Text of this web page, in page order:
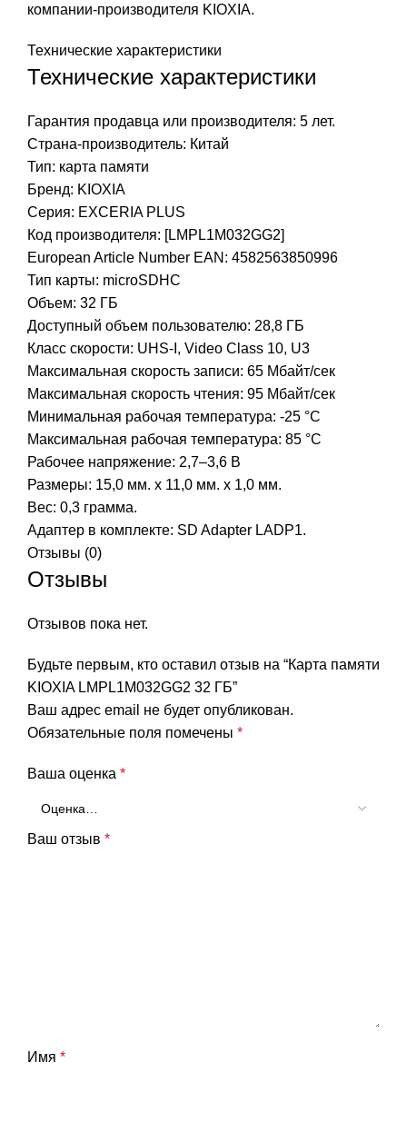
компании-производителя KIOXIA.
Технические характеристики
Технические характеристики
Гарантия продавца или производителя: 5 лет.
Страна-производитель: Китай
Тип: карта памяти
Бренд: KIOXIA
Серия: EXCERIA PLUS
Код производителя: [LMPL1M032GG2]
European Article Number EAN: 4582563850996
Тип карты: microSDHC
Объем: 32 ГБ
Доступный объем пользователю: 28,8 ГБ
Класс скорости: UHS-I, Video Class 10, U3
Максимальная скорость записи: 65 Мбайт/сек
Максимальная скорость чтения: 95 Мбайт/сек
Минимальная рабочая температура: -25 °C
Максимальная рабочая температура: 85 °C
Рабочее напряжение: 2,7–3,6 В
Размеры: 15,0 мм. x 11,0 мм. x 1,0 мм.
Вес: 0,3 грамма.
Адаптер в комплекте: SD Adapter LADP1.
Отзывы (0)
Отзывы
Отзывов пока нет.
Будьте первым, кто оставил отзыв на “Карта памяти
KIOXIA LMPL1M032GG2 32 ГБ”
Ваш адрес email не будет опубликован.
Обязательные поля помечены *
Ваша оценка *
Ваш отзыв *
Имя *